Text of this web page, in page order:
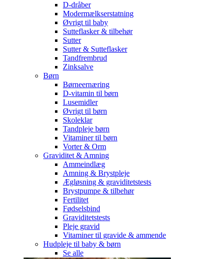
D-dråber
Modermælkserstatning
Øvrigt til baby
Sutteflasker & tilbehør
Sutter
Sutter & Sutteflasker
Tandfrembrud
Zinksalve
Børn
Børneernæring
D-vitamin til børn
Lusemidler
Øvrigt til børn
Skoleklar
Tandpleje børn
Vitaminer til børn
Vorter & Orm
Graviditet & Amning
Ammeindlæg
Amning & Brystpleje
Ægløsning & graviditetstests
Brystpumpe & tilbehør
Fertilitet
Fødselsbind
Graviditetstests
Pleje gravid
Vitaminer til gravide & ammende
Hudpleje til baby & børn
Se alle